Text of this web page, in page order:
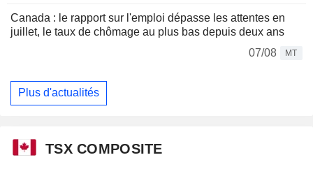
Canada : le rapport sur l'emploi dépasse les attentes en
juillet, le taux de chômage au plus bas depuis deux ans
07/08
MT
Plus d'actualités
TSX COMPOSITE